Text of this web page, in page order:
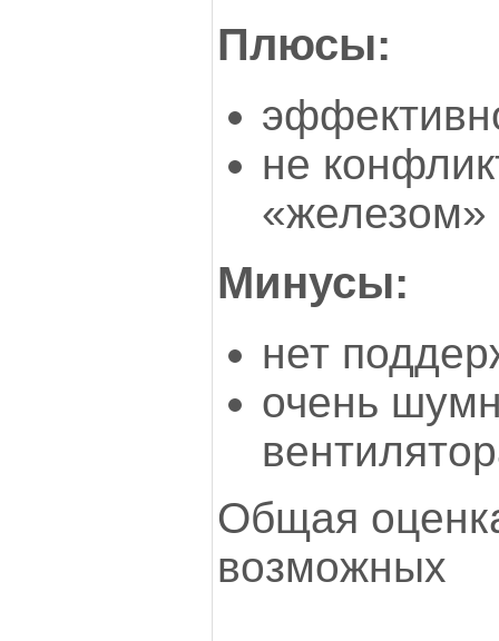
Плюсы:
не
«железом»
Минусы:
нет
очень
Общая
возможных